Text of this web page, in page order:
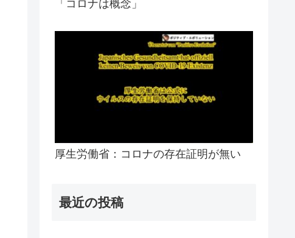
「コロナは概念」
厚生労働省：コロナの存在証明が無い
最近の投稿